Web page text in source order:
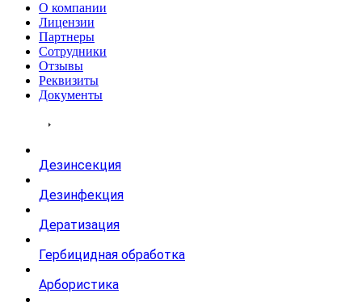
О компании
Лицензии
Партнеры
Сотрудники
Отзывы
Реквизиты
Документы
Дезинсекция
Дезинфекция
Дератизация
Гербицидная обработка
Арбористика